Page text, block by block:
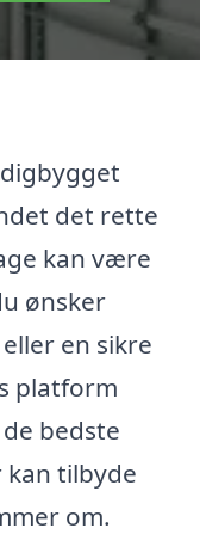
det rette
kan være
ønsker
en sikre
platform
bedste
tilbyde
om.